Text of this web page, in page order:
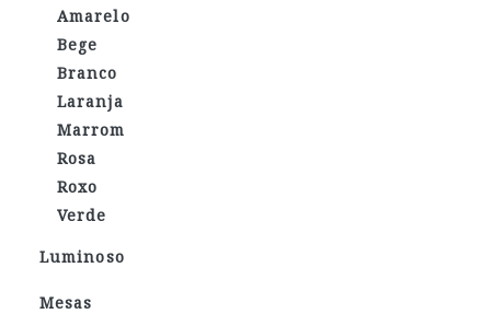
Amarelo
Bege
Branco
Laranja
Marrom
Rosa
Roxo
Verde
Luminoso
Mesas